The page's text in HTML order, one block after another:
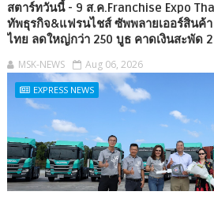
สตาร์ทวันนี้ - 9 ส.ค.Franchise Expo
ทัพธุรกิจ&แฟรนไชส์ ซัพพลายเออร์สินค้า
ไทย ลดใหญ่กว่า 250 บูธ คาดเงินสะพัด
MSK-NEWS Aug 06, 2026
EXPRESS NEWS